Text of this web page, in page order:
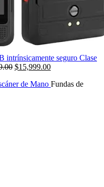
seguro Clase
Original
was:
$15,999.00Current
is:
de Mano Fundas de